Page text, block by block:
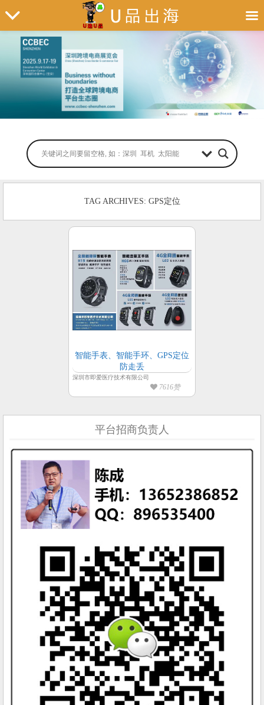
TAG ARCHIVES: GPS定位
智能手表、智能手环、GPS定位
防走丢
深圳市即爱医疗技术有限公司
7616赞
平台招商负责人